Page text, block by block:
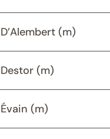
D’Alembert (m)
Destor (m)
Évain (m)